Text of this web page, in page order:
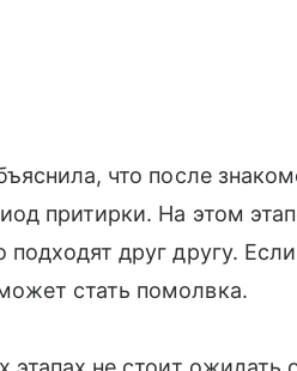
что после
притирки. На этом
подходят друг другу.
стать помолвка.